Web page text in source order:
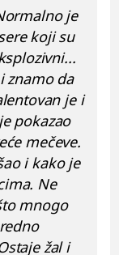
je
koji su
znamo da
je i
pokazao
mečeve.
i kako je
Ne
mnogo
žal i